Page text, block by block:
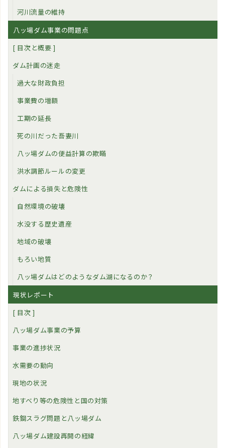
河川流量の維持
八ッ場ダム事業の問題点
[ 目次と概要 ]
ダム計画の迷走
過大な財政負担
事業費の増額
工期の延長
死の川だった吾妻川
八ッ場ダムの便益計算の欺瞞
洪水調節ルールの変更
ダムによる損失と危険性
自然環境の破壊
水没する歴史遺産
地域の破壊
もろい地質
八ッ場ダムはどのようなダム湖になるのか？
現状レポート
[ 目次 ]
八ッ場ダム事業の予算
事業の進捗状況
水需要の動向
現地の状況
地すべり等の危険性と国の対策
鉄鋼スラグ問題と八ッ場ダム
八ッ場ダム建設再開の経緯